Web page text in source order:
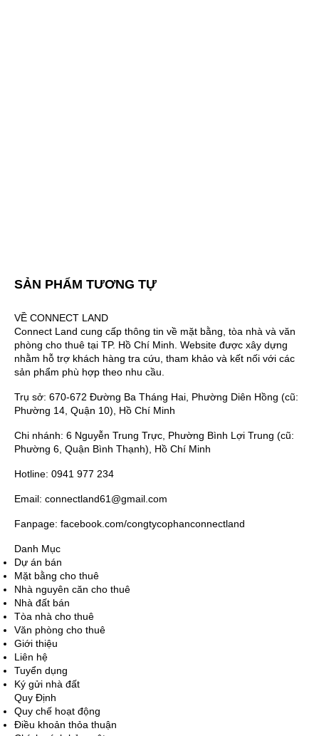
SẢN PHẨM TƯƠNG TỰ
VỀ CONNECT LAND
Connect Land cung cấp thông tin về mặt bằng, tòa nhà và văn
phòng cho thuê tại TP. Hồ Chí Minh. Website được xây dựng
nhằm hỗ trợ khách hàng tra cứu, tham khảo và kết nối với các
sản phẩm phù hợp theo nhu cầu.
Trụ sở: 670-672 Đường Ba Tháng Hai, Phường Diên Hồng (cũ:
Phường 14, Quận 10), Hồ Chí Minh
Chi nhánh: 6 Nguyễn Trung Trực, Phường Bình Lợi Trung (cũ:
Phường 6, Quận Bình Thạnh), Hồ Chí Minh
Hotline: 0941 977 234
Email: connectland61@gmail.com
Fanpage: facebook.com/congtycophanconnectland
Danh Mục
Dự án bán
Mặt bằng cho thuê
Nhà nguyên căn cho thuê
Nhà đất bán
Tòa nhà cho thuê
Văn phòng cho thuê
Giới thiệu
Liên hệ
Tuyển dụng
Ký gửi nhà đất
Quy Định
Quy chế hoạt động
Điều khoản thỏa thuận